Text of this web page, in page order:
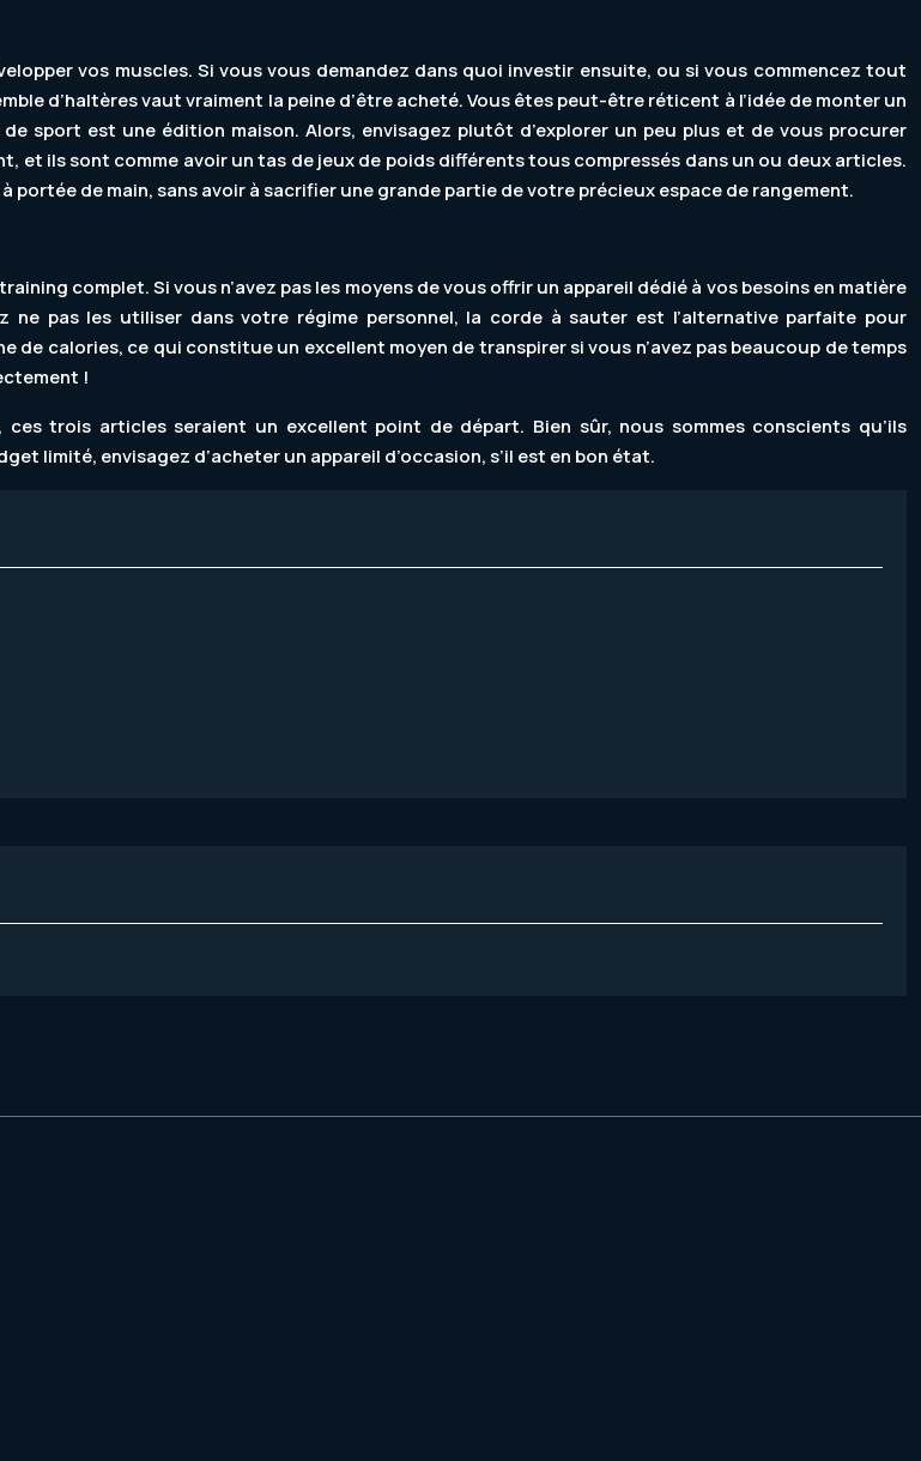
vos muscles. Si vous vous demandez dans quoi investir ensuite, ou si vous commencez tout
d’haltères vaut vraiment la peine d’être acheté. Vous êtes peut-être réticent à l’idée de monter un
sport est une édition maison. Alors, envisagez plutôt d’explorer un peu plus et de vous procurer
et ils sont comme avoir un tas de jeux de poids différents tous compressés dans un ou deux articles.
de main, sans avoir à sacrifier une grande partie de votre précieux espace de rangement.
complet. Si vous n’avez pas les moyens de vous offrir un appareil dédié à vos besoins en matière
pas les utiliser dans votre régime personnel, la corde à sauter est l’alternative parfaite pour
calories, ce qui constitue un excellent moyen de transpirer si vous n’avez pas beaucoup de temps
!
trois articles seraient un excellent point de départ. Bien sûr, nous sommes conscients qu’ils
limité, envisagez d’acheter un appareil d’occasion, s’il est en bon état.